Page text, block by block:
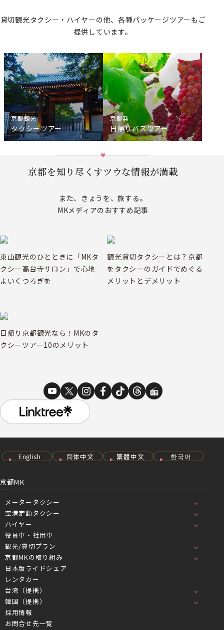
貸切観光タクシー・ハイヤーの他、各種パッケージツアーもご
提供しています。
京都観光
タクシーツアー
京都発
日帰りバスツアー
京都を知り尽くすツウな情報が満載
また、きょうを、旅する。
MKメディアのおすすめ記事
東山観光のひとときに「MKタ
クシー高台寺サロン」で心地
よいくつろぎを
観光貸切タクシーとは？京都
をタクシーのガイドでめぐる
メリットとデメリット
日帰り京都観光なら！MKのタ
クシーツアー10のメリット
English 简体中文 繁體中文 한국어
京都MK
メータータクシー
空港定額タクシー
ハイヤー
役員車・社用車
観光/貸切プラン
京都MKの取り組み
日本版ライドシェア
レンタカー
台湾（提携）
韓国（提携）
採用情報
お問合せ先一覧